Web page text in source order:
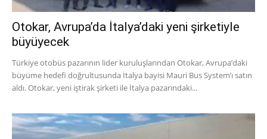
Otokar, Avrupa’da İtalya’daki yeni şirketiyle
büyüyecek
Türkiye otobüs pazarının lider kuruluşlarından Otokar, Avrupa’daki
büyüme hedefi doğrultusunda İtalya bayisi Mauri Bus System’ı satın
aldı. Otokar, yeni iştirak şirketi ile İtalya pazarındaki...